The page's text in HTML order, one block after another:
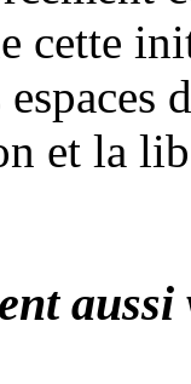
cette
et la